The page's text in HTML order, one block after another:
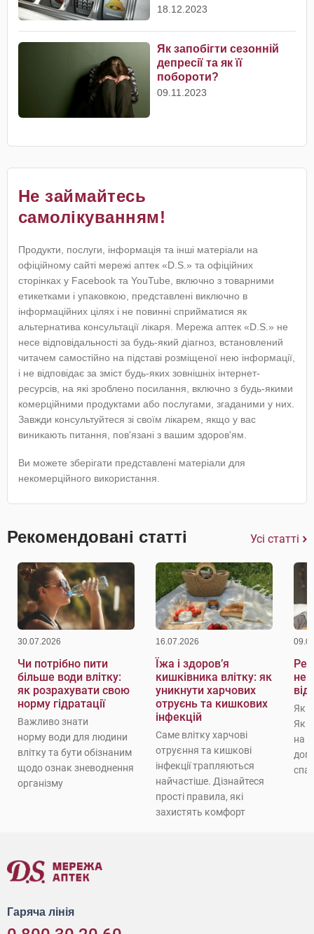
18.12.2023
Як запобігти сезонній
депресії та як її
побороти?
09.11.2023
Не займайтесь
самолікуванням!
Продукти, послуги, інформація та інші матеріали на
офіційному сайті мережі аптек «D.S.» та офіційних
сторінках у Facebook та YouTube, включно з товарними
етикетками і упаковкою, представлені виключно в
інформаційних цілях і не повинні сприйматися як
альтернатива консультації лікаря. Мережа аптек «D.S.» не
несе відповідальності за будь-який діагноз, встановлений
читачем самостійно на підставі розміщеної нею інформації,
і не відповідає за зміст будь-яких зовнішніх інтернет-
ресурсів, на які зроблено посилання, включно з будь-якими
комерційними продуктами або послугами, згаданими у них.
Завжди консультуйтеся зі своїм лікарем, якщо у вас
виникають питання, пов'язані з вашим здоров'ям.
Ви можете зберігати представлені матеріали для
некомерційного використання.
Рекомендовані статті Усі статті
30.07.2026
Чи потрібно пити
більше води влітку:
як розрахувати свою
норму гідратації
Важливо знати
норму води для людини
влітку та бути обізнаним
щодо ознак зневоднення
організму
16.07.2026
Їжа і здоров’я
кишківника влітку: як
уникнути харчових
отруєнь та кишкових
інфекцій
Саме влітку харчові
отруєння та кишкові
інфекції трапляються
найчастіше. Дізнайтеся
прості правила, які
захистять комфорт
не
Як
Як
на
Гаряча лінія